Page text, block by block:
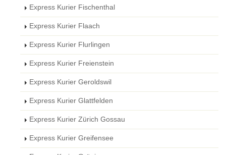
Express Kurier Fischenthal
Express Kurier Flaach
Express Kurier Flurlingen
Express Kurier Freienstein
Express Kurier Geroldswil
Express Kurier Glattfelden
Express Kurier Zürich Gossau
Express Kurier Greifensee